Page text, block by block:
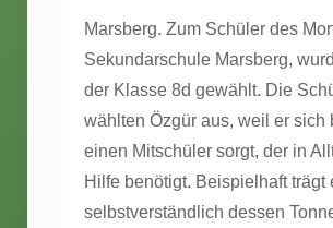
Marsberg. Zum Schüler des
Sekundarschule Marsberg,
der Klasse 8d gewählt. Die
wählten Özgür aus, weil er sich
einen Mitschüler sorgt, der in
Hilfe benötigt. Beispielhaft trägt
selbstverständlich dessen